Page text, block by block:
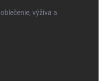
výživa a